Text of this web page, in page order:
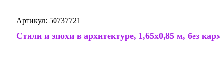
Артикул: 50737721
Стили и эпохи в архитектуре, 1,65x0,85 м, без